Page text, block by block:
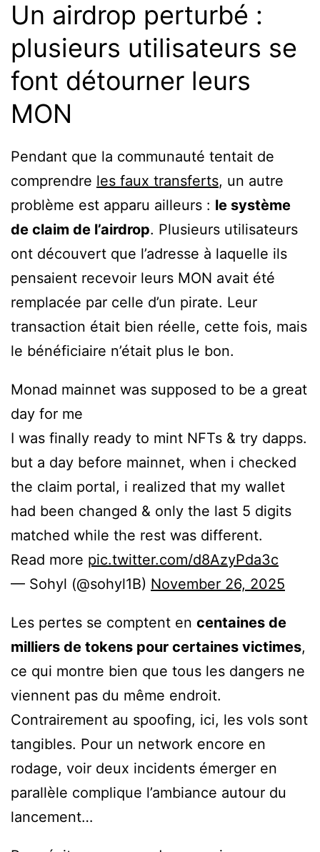
Un airdrop perturbé :
plusieurs utilisateurs se
font détourner leurs
MON
Pendant que la communauté tentait de
comprendre les faux transferts, un autre
problème est apparu ailleurs : le système
de claim de l’airdrop. Plusieurs utilisateurs
ont découvert que l’adresse à laquelle ils
pensaient recevoir leurs MON avait été
remplacée par celle d’un pirate. Leur
transaction était bien réelle, cette fois, mais
le bénéficiaire n’était plus le bon.
Monad mainnet was supposed to be a great
day for me
I was finally ready to mint NFTs & try dapps.
but a day before mainnet, when i checked
the claim portal, i realized that my wallet
had been changed & only the last 5 digits
matched while the rest was different.
Read more pic.twitter.com/d8AzyPda3c
— Sohyl (@sohyl1B) November 26, 2025
Les pertes se comptent en centaines de
milliers de tokens pour certaines victimes,
ce qui montre bien que tous les dangers ne
viennent pas du même endroit.
Contrairement au spoofing, ici, les vols sont
tangibles. Pour un network encore en
rodage, voir deux incidents émerger en
parallèle complique l’ambiance autour du
lancement…